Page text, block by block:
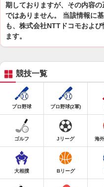
期しておりますが、その内容
ではありません。 当該情報に
も、株式会社NTTドコモおよ
ます。
競技一覧
プロ野球 プロ野球(2軍)
ゴルフ Jリーグ 海
大相撲 Bリーグ